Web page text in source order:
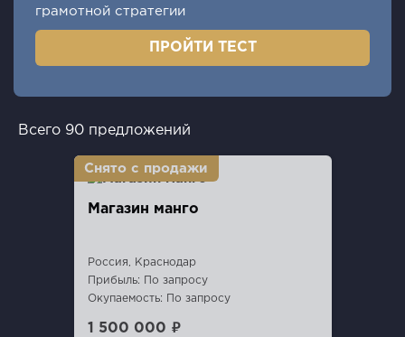
грамотной стратегии
ПРОЙТИ ТЕСТ
Всего 90 предложений
Магазин манго
Россия, Краснодар
Прибыль: По запросу
Окупаемость: По запросу
1 500 000 ₽